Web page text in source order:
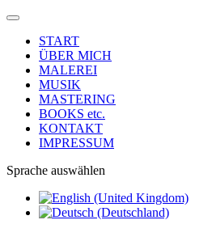
START
ÜBER MICH
MALEREI
MUSIK
MASTERING
BOOKS etc.
KONTAKT
IMPRESSUM
Sprache auswählen